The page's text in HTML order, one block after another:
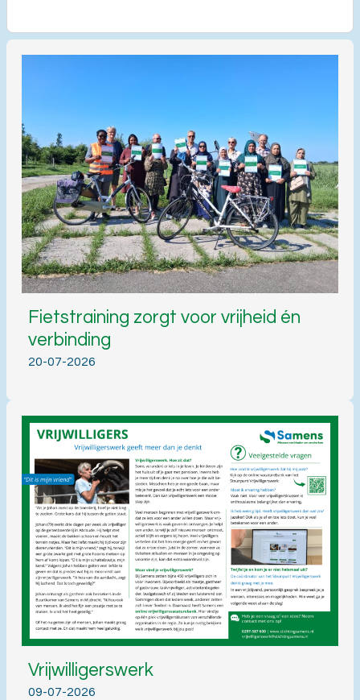
Fietstraining zorgt voor vrijheid én
verbinding
20-07-2026
Vrijwilligerswerk
09-07-2026